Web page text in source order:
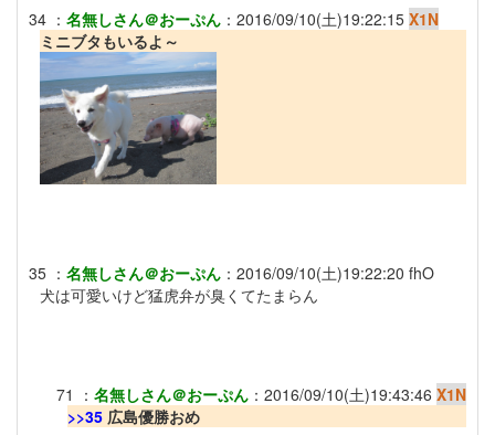
34 ： 名無しさん＠おーぷん ： 2016/09/10(土)19:22:15 X1N
ミニブタもいるよ～
35 ： 名無しさん＠おーぷん ： 2016/09/10(土)19:22:20 fhO
犬は可愛いけど猛虎弁が臭くてたまらん
71 ： 名無しさん＠おーぷん ： 2016/09/10(土)19:43:46 X1N
>>35 広島優勝おめ